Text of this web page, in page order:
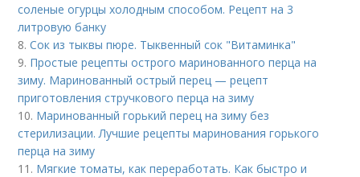
соленые огурцы холодным способом. Рецепт на 3
литровую банку
8.Сок из тыквы пюре. Тыквенный сок "Витаминка"
9. Простые рецепты острого маринованного перца на
зиму. Маринованный острый перец — рецепт
приготовления стручкового перца на зиму
10. Маринованный горький перец на зиму без
стерилизации. Лучшие рецепты маринования горького
перца на зиму
11. Мягкие томаты, как переработать. Как быстро и